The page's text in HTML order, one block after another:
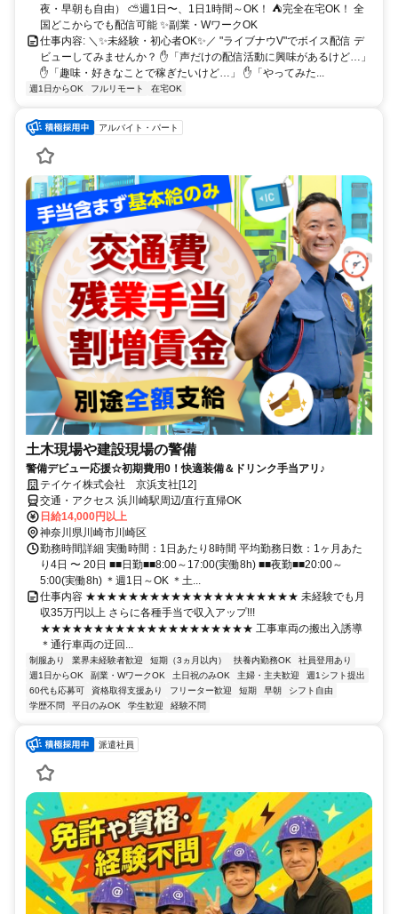
夜・早朝も自由） ⛅週1日〜、1日1時間～OK！ ⛺完全在宅OK！ 全
国どこからでも配信可能 ✨副業・WワークOK
仕事内容: ＼✨未経験・初心者OK✨／ "ライブナウV"でボイス配信 デ
ビューしてみませんか？ ✋「声だけの配信活動に興味があるけど…」
✋「趣味・好きなことで稼ぎたいけど…」 ✋「やってみた...
週1日からOK フルリモート 在宅OK
アルバイト・パート
土木現場や建設現場の警備
警備デビュー応援☆初期費用0！快適装備＆ドリンク手当アリ♪
テイケイ株式会社 京浜支社[12]
交通・アクセス 浜川崎駅周辺/直行直帰OK
日給14,000円以上
神奈川県川崎市川崎区
勤務時間詳細 実働時間：1日あたり8時間 平均勤務日数：1ヶ月あた
り4日 〜 20日 ■■日勤■■8:00～17:00(実働8h) ■■夜勤■■20:00～
5:00(実働8h) ＊週1日～OK ＊土...
仕事内容 ★★★★★★★★★★★★★★★★★★★★ 未経験でも月
収35万円以上 さらに各種手当で収入アップ!!!
★★★★★★★★★★★★★★★★★★★★ 工事車両の搬出入誘導
＊通行車両の迂回...
制服あり 業界未経験者歓迎 短期（3ヵ月以内） 扶養内勤務OK
社員登用あり
週1日からOK
副業・WワークOK 土日祝のみOK 主婦・主夫歓迎
週1シフト提出
60代も応募可
資格取得支援あり フリーター歓迎 短期 早朝
シフト自由
学歴不問
平日のみOK 学生歓迎 経験不問
派遣社員